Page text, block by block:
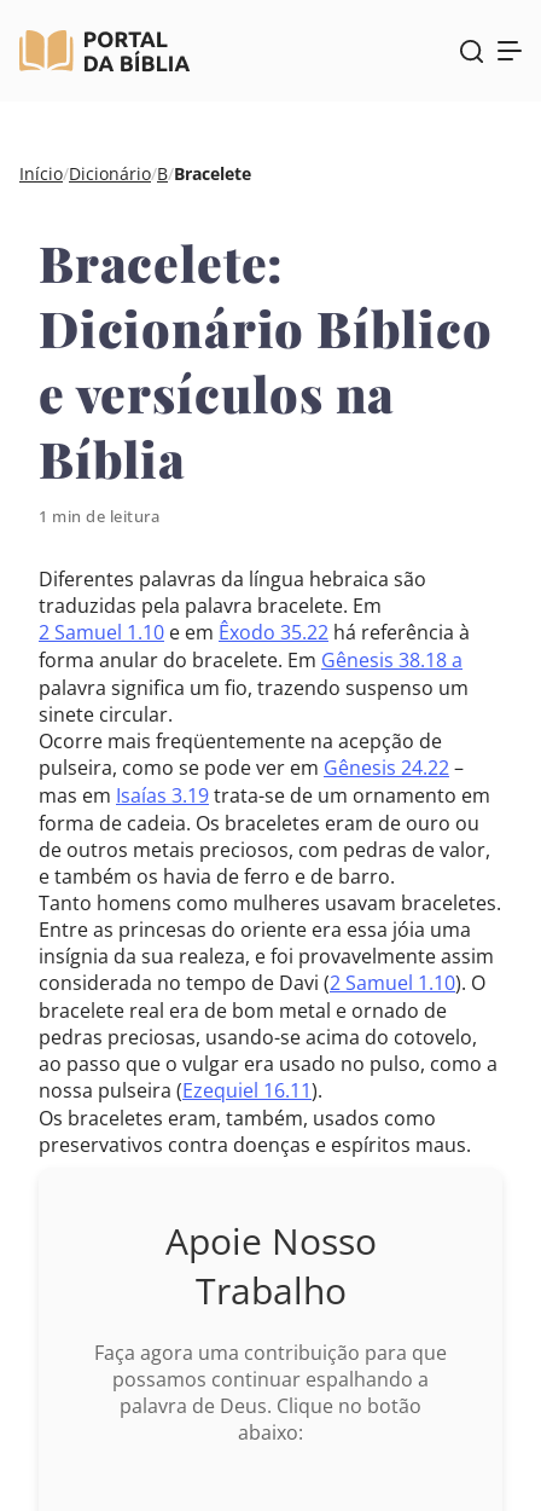
Pular
conteúdo
Início/Dicionário/B/Bracelete
Bracelete:
Dicionário Bíblico
e versículos na
Bíblia
1 min de leitura
Diferentes palavras da língua hebraica são
traduzidas pela palavra bracelete. Em
2 Samuel 1.10 e em Êxodo 35.22 há referência à
forma anular do bracelete. Em Gênesis 38.18 a
palavra significa um fio, trazendo suspenso um
sinete circular.
Ocorre mais freqüentemente na acepção de
pulseira, como se pode ver em Gênesis 24.22–
mas em Isaías 3.19trata-se de um ornamento em
forma de cadeia. Os braceletes eram de ouro ou
de outros metais preciosos, com pedras de valor,
e também os havia de ferro e de barro.
Tanto homens como mulheres usavam braceletes.
Entre as princesas do oriente era essa jóia uma
insígnia da sua realeza, e foi provavelmente assim
considerada no tempo de Davi (2 Samuel 1.10). O
bracelete real era de bom metal e ornado de
pedras preciosas, usando-se acima do cotovelo,
ao passo que o vulgar era usado no pulso, como a
nossa pulseira (Ezequiel 16.11).
Os braceletes eram, também, usados como
preservativos contra doenças e espíritos maus.
Apoie Nosso
Trabalho
Faça agora uma contribuição para que
possamos continuar espalhando a
palavra de Deus. Clique no botão
abaixo: